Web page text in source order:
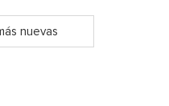
nuevas